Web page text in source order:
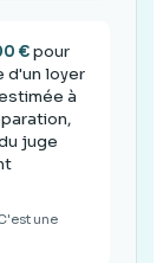
€pour
d'un loyer
à
juge
une